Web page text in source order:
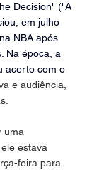
Decision" ("A
em julho
NBA após
Na época, a
acerto com o
e audiência,
uma
estava
feira para